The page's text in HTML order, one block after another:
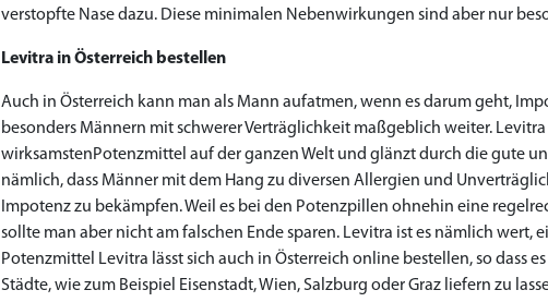
verstopfte Nase dazu. Diese minimalen Nebenwirkungen sind aber nur
Levitra in Österreich bestellen
Auch in Österreich kann man als Mann aufatmen, wenn es darum geht,
besonders Männern mit schwerer Verträglichkeit maßgeblich weiter.
wirksamstenPotenzmittel auf der ganzen Welt und glänzt durch die gute
nämlich, dass Männer mit dem Hang zu diversen Allergien und
Impotenz zu bekämpfen. Weil es bei den Potenzpillen ohnehin eine
sollte man aber nicht am falschen Ende sparen. Levitra ist es nämlich wert,
Potenzmittel Levitra lässt sich auch in Österreich online bestellen, so dass
Städte, wie zum Beispiel Eisenstadt, Wien, Salzburg oder Graz liefern zu